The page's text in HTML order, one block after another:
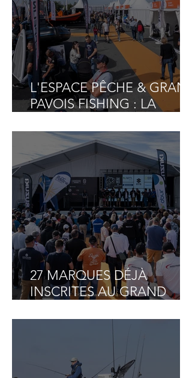
L'ESPACE PÊCHE & GRAND
PAVOIS FISHING : LA
POUR CONSTRUIRE SON
PROJET BATEAU DE
PÊCHE LOISIR !
27 MARQUES DÉJÀ
INSCRITES AU GRAND
LES 35 PLACES